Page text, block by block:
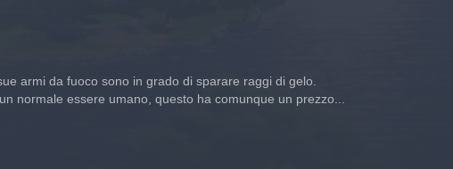
armi da fuoco sono in grado di sparare raggi di gelo.
normale essere umano, questo ha comunque un prezzo...